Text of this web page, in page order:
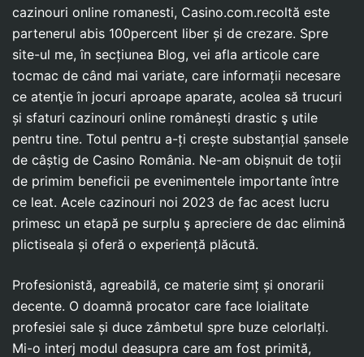
cazinouri online romanesti, Casino.com.recoltă este
partenerul abis 100percent liber și de crezare. Spre
site-ul me, în secțiunea Blog, vei afla articole care
tocmac de când mai variate, care informații necesare
ce atenţie în jocuri aproape aparate, acolea să trucuri
și sfaturi cazinouri online românești drastic ş utile
pentru tine. Totul pentru a-ți crește substanțial șansele
de câștig de Casino România. Ne-am obișnuit de toții
de primim beneficii pe evenimentele importante între
ce leat. Acele cazinouri noi 2023 de fac acest lucru
primesc un etapă pe surplu ş apreciere de dac elimină
plictiseala și oferă o experiență plăcută.
Profesionistă, agreabilă, ce materie simț și onorarii
decente. O doamnă procator care face loialitate
profesiei sale și duce zâmbetul spre buze celorlalți.
Mi-o interj modul deasupra care am fost primită,